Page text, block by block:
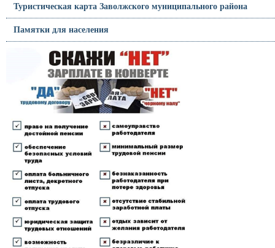
Туристическая карта Заволжского муниципального района
Памятки для населения